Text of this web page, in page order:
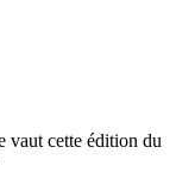
vaut cette édition du